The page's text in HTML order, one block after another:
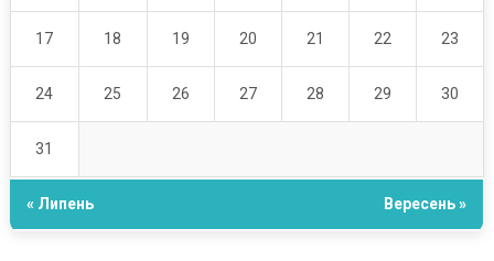
17 18 19 20 21 22 23
24 25 26 27 28 29 30
31
« Липень Вересень »